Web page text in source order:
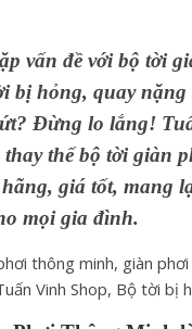
vấn đề với bộ tời
bị hỏng, quay nặng
Đừng lo lắng!
thay thế bộ tời giàn
giá tốt, mang
mọi gia đình.